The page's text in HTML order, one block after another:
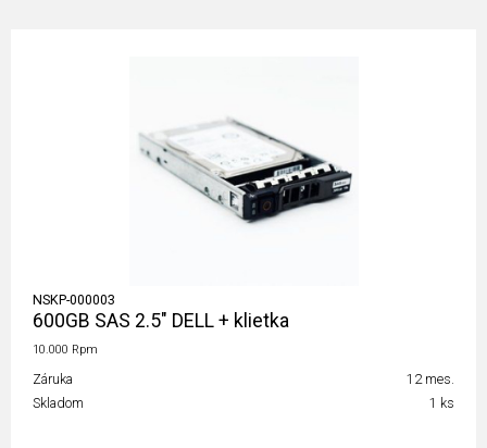
NSKP-000003
600GB SAS 2.5" DELL + klietka
10.000 Rpm
Záruka
12 mes.
Skladom
1 ks